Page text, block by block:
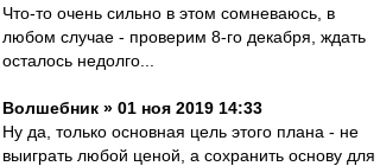
Что-то очень сильно в этом сомневаюсь, в
любом случае - проверим 8-го декабря, ждать
осталось недолго...
Волшебник » 01 ноя 2019 14:33
Ну да, только основная цель этого плана - не
выиграть любой ценой, а сохранить основу для